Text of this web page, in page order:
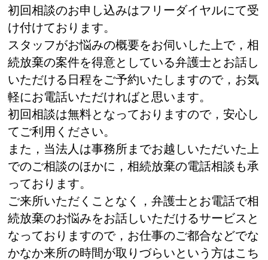
初回相談のお申し込みはフリーダイヤルにて受
け付けております。
スタッフがお悩みの概要をお伺いした上で，相
続放棄の案件を得意としている弁護士とお話し
いただける日程をご予約いたしますので，お気
軽にお電話いただければと思います。
初回相談は無料となっておりますので，安心し
てご利用ください。
また，当法人は事務所までお越しいただいた上
でのご相談のほかに，相続放棄の電話相談も承
っております。
ご来所いただくことなく，弁護士とお電話で相
続放棄のお悩みをお話しいただけるサービスと
なっておりますので，お仕事のご都合などでな
かなか来所の時間が取りづらいという方はこち